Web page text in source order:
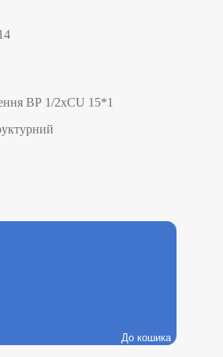
ВР 1/2хCU 15*1
До кошика